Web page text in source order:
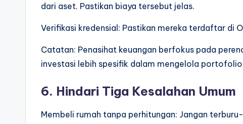
dari aset. Pastikan biaya tersebut jelas.
Verifikasi kredensial: Pastikan mereka terdaftar di
Catatan: Penasihat keuangan berfokus pada
investasi lebih spesifik dalam mengelola
6. Hindari Tiga Kesalahan Umum
Membeli rumah tanpa perhitungan: Jangan